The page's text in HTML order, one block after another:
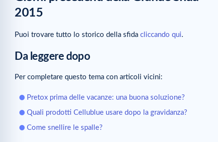
2015
Puoi trovare tutto lo storico della sfida cliccando qui.
Da leggere dopo
Per completare questo tema con articoli vicini:
Pretox prima delle vacanze: una buona soluzione?
Quali prodotti Cellublue usare dopo la gravidanza?
Come snellire le spalle?